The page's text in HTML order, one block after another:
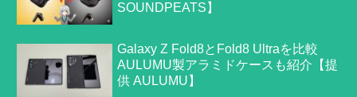
SOUNDPEATS】
Galaxy Z Fold8とFold8 Ultraを比較
AULUMU製アラミドケースも紹介【提
供 AULUMU】